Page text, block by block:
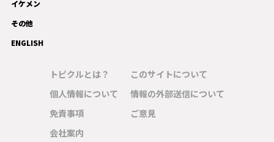
イケメン
その他
ENGLISH
トピクルとは？
個人情報について
免責事項
会社案内
このサイトについて
情報の外部送信について
ご意見